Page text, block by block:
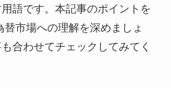
語です。本記事のポイントを
替市場への理解を深めましょ
合わせてチェックしてみてく